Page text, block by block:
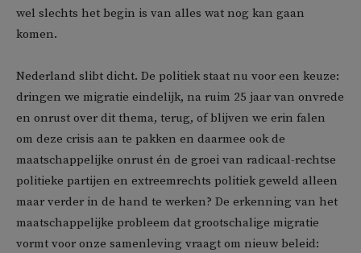
wel slechts het begin is van alles wat nog kan gaan
komen.
Nederland slibt dicht. De politiek staat nu voor een keuze:
dringen we migratie eindelijk, na ruim 25 jaar van onvrede
en onrust over dit thema, terug, of blijven we erin falen
om deze crisis aan te pakken en daarmee ook de
maatschappelijke onrust én de groei van radicaal-rechtse
politieke partijen en extreemrechts politiek geweld alleen
maar verder in de hand te werken? De erkenning van het
maatschappelijke probleem dat grootschalige migratie
vormt voor onze samenleving vraagt om nieuw beleid: